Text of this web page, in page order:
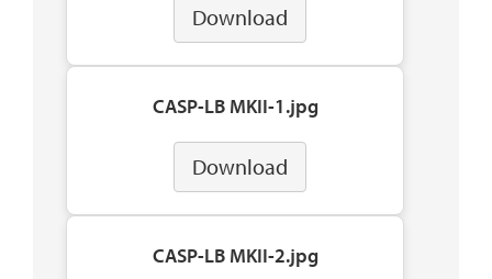
Download
CASP-LB MKII-1.jpg
Download
CASP-LB MKII-2.jpg